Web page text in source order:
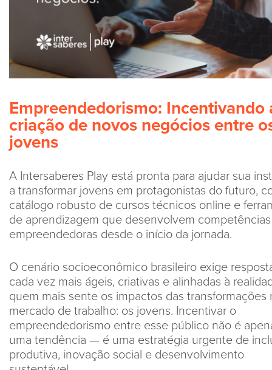
Empreendedorismo: Incentivando
criação de novos negócios entre
jovens
A Intersaberes Play está pronta para ajudar sua
a transformar jovens em protagonistas do futuro,
catálogo robusto de cursos técnicos online e
de aprendizagem que desenvolvem competências
empreendedoras desde o início da jornada.
O cenário socioeconômico brasileiro exige
cada vez mais ágeis, criativas e alinhadas à
quem mais sente os impactos das transformações
mercado de trabalho: os jovens. Incentivar o
empreendedorismo entre esse público não é
uma tendência — é uma estratégia urgente de
produtiva, inovação social e desenvolvimento